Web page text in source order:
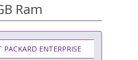
Ram
PACKARD ENTERPRISE